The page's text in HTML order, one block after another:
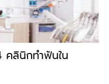
คลินิกทำฟันใน